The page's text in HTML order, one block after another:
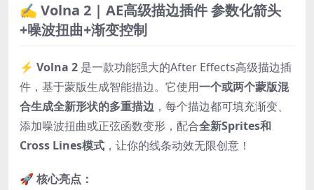
✍️ Volna 2 | AE高级描边插件 参数化箭头
+噪波扭曲+渐变控制
⚡️ Volna 2 是一款功能强大的After Effects高级描边插
件，基于蒙版生成智能描边。它使用一个或两个蒙版混
合生成全新形状的多重描边 ，每个描边都可填充渐变、
添加噪波扭曲或正弦函数变形，配合全新Sprites和
Cross Lines模式 ，让你的线条动效无限创意！
🚀 核心亮点：